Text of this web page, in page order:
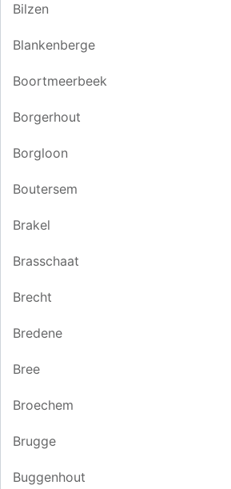
Bilzen
Blankenberge
Boortmeerbeek
Borgerhout
Borgloon
Boutersem
Brakel
Brasschaat
Brecht
Bredene
Bree
Broechem
Brugge
Buggenhout